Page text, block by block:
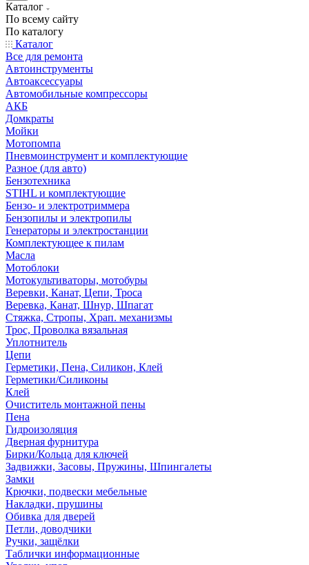
Каталог
По всему сайту
По каталогу
Каталог
Все для ремонта
Автоинструменты
Автоаксессуары
Автомобильные компрессоры
АКБ
Домкраты
Мойки
Мотопомпа
Пневмоинструмент и комплектующие
Разное (для авто)
Бензотехника
STIHL и комплектующие
Бензо- и электротриммера
Бензопилы и электропилы
Генераторы и электростанции
Комплектующее к пилам
Масла
Мотоблоки
Мотокультиваторы, мотобуры
Веревки, Канат, Цепи, Троса
Веревка, Канат, Шнур, Шпагат
Стяжка, Стропы, Храп. механизмы
Трос, Проволка вязальная
Уплотнитель
Цепи
Герметики, Пена, Силикон, Клей
Герметики/Силиконы
Клей
Очиститель монтажной пены
Пена
Гидроизоляция
Дверная фурнитура
Бирки/Кольца для ключей
Задвижки, Засовы, Пружины, Шпингалеты
Замки
Крючки, подвески мебельные
Накладки, прушины
Обивка для дверей
Петли, доводчики
Ручки, защёлки
Таблички информационные